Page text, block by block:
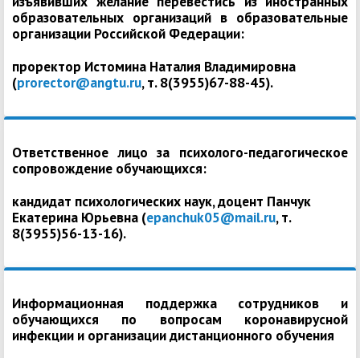
образовательных организаций в образовательные
организации Российской Федерации:
проректор Истомина Наталия Владимировна
(prorector@angtu.ru, т. 8(3955)67-88-45).
Ответственное лицо за психолого-педагогическое
сопровождение обучающихся:
кандидат психологических наук, доцент Панчук
Екатерина Юрьевна (epanchuk05@mail.ru, т.
8(3955)56-13-16).
Информационная поддержка сотрудников и
обучающихся по вопросам коронавирусной
инфекции и организации дистанционного обучения